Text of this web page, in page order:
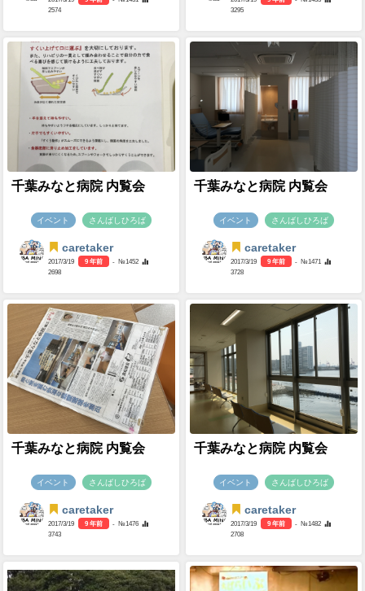
2574
3295
千葉みなと病院 内覧会
イベント さんばしひろば
caretaker
2017/3/19 9 年前
- №1452
2698
千葉みなと病院 内覧会
イベント さんばしひろば
caretaker
2017/3/19 9 年前
- №1471
3728
千葉みなと病院 内覧会
イベント さんばしひろば
caretaker
2017/3/19 9 年前
- №1476
3743
千葉みなと病院 内覧会
イベント さんばしひろば
caretaker
2017/3/19 9 年前
- №1482
2708